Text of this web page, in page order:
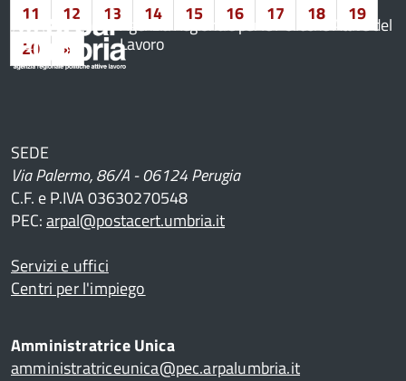
11
12 13 14 15 16 17 18
19
20
»
Agenzia Regionale per le Politiche Attive del
Lavoro
SEDE
Via Palermo, 86/A - 06124 Perugia
C.F. e P.IVA 03630270548
PEC:arpal@postacert.umbria.it
Servizi e uffici
Centri per l'impiego
Amministratrice Unica
amministratriceunica@pec.arpalumbria.it